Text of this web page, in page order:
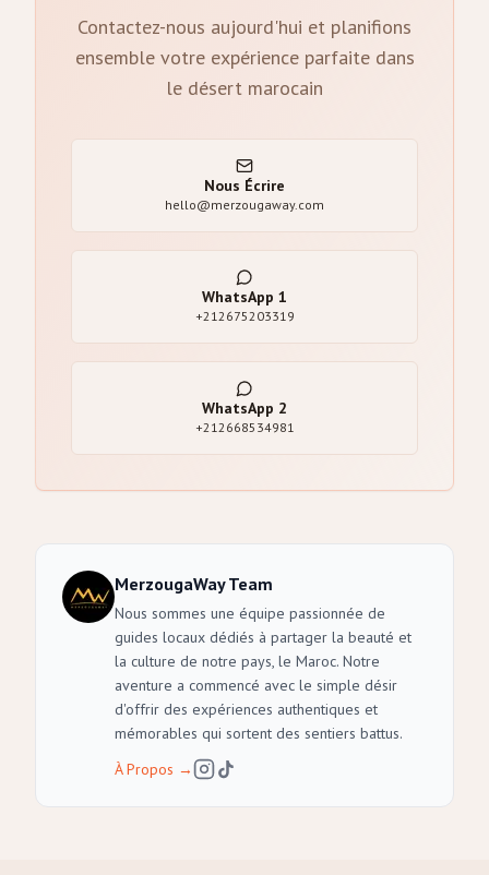
Contactez-nous aujourd'hui et planifions
ensemble votre expérience parfaite dans
le désert marocain
Nous Écrire
hello@merzougaway.com
WhatsApp 1
+212675203319
WhatsApp 2
+212668534981
MerzougaWay Team
Nous sommes une équipe passionnée de
guides locaux dédiés à partager la beauté et
la culture de notre pays, le Maroc. Notre
aventure a commencé avec le simple désir
d'offrir des expériences authentiques et
mémorables qui sortent des sentiers battus.
À Propos →